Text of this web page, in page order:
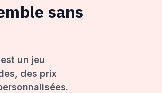
sans
un jeu
des prix